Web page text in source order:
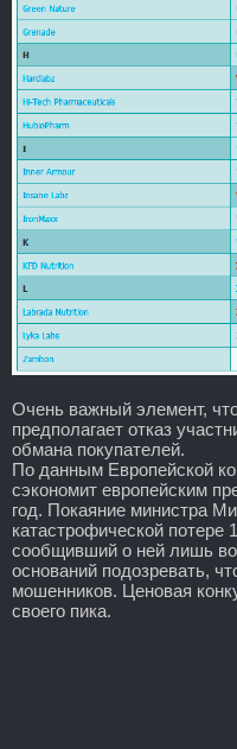
Очень важный элемент,
предполагает отказ
обмана покупателей.
По данным Европейской
сэкономит европейским
год. Покаяние министра
катастрофической потере
сообщивший о ней лишь во
оснований подозревать,
мошенников. Ценовая
своего пика.